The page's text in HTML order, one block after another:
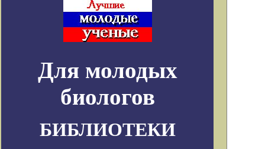
Для молодых
биологов
БИБЛИОТЕКИ